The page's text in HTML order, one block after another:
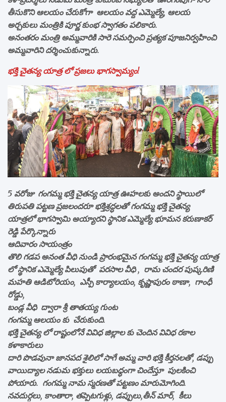
తీసుకొని ఆలయం చేరుకోగా ఆలయం వద్ద ఎమ్మెల్యే, ఆలయ
అర్చకులు మంత్రికి పూర్ణ కుంభ స్వాగతం పలికారు.
అనంతరం మంత్రి అమ్మవారికి సారె సమర్పించి ప్రత్యక పూజనిర్వహించి
అమ్మవారిని దర్శించుకున్నారు.
భక్తి చైతన్య యాత్ర లో ప్రజలు భాగస్వామ్యం!
5 వరోజు గంగమ్మ భక్తి చైతన్య యాత్ర ఊహలకు అందని స్థాయిలో
తిరుపతి పట్టణ ప్రజలందరూ భక్తిశ్రద్ధలతో గంగమ్మ భక్తి చైతన్య
యాత్రలో భాగస్వామి అయ్యారని స్థానిక ఎమ్మెల్యే భూమన కరుణాకర్
రెడ్డి పేర్కొన్నారు
ఆదివారం సాయంత్రం
తొలి గడప అనంత వీధి నుండి ప్రారంభమైన గంగమ్మ భక్తి చైతన్య యాత్ర
లో స్థానిక ఎమ్మెల్యే పిలుపుతో పరసాల వీధి , రామ చందర పుష్కరిణి
మహతి ఆడిటోరియం, ఎస్పీ కార్యాలయం, కృష్ణాపురం ఠాణా, గాంధీ
రోడ్డు,
బండ్ల వీధి ద్వారా శ్రీ తాతయ్య గుంట
గంగమ్మ ఆలయం కు చేరుకుంది.
భక్తి చైతన్య లో రాష్టంలోనే వివిధ జిల్లాల కు చెందిన వివిధ రకాల
కళాకారులు
దారి పొడవునా జానపద శైలిలో సాగే అమ్మ వారి భక్తి కీర్తనలతో, డప్పు
వాయిద్యాల నడుమ భక్తులు లయబధ్ధంగా చిందేస్తూ పులకించి
పోయారు. గంగమ్మ నామ స్మరణతో పట్టణం మారుమోగింది.
నవదుర్గలు, కాంతారా, తప్పెటగుళ్లు, డప్పులు,తీన్ మార్, కీలు